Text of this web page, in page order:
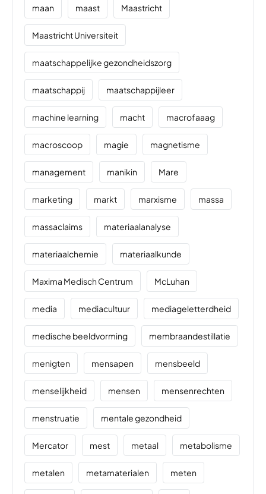
maan maast Maastricht
Maastricht Universiteit
maatschappelijke gezondheidszorg
maatschappij maatschappijleer
machine learning macht macrofaaag
macroscoop magie magnetisme
management manikin Mare
marketing markt marxisme massa
massaclaims materiaalanalyse
materiaalchemie materiaalkunde
Maxima Medisch Centrum McLuhan
media mediacultuur mediageletterdheid
medische beeldvorming membraandestillatie
menigten mensapen mensbeeld
menselijkheid mensen mensenrechten
menstruatie mentale gezondheid
Mercator mest metaal metabolisme
metalen metamaterialen meten